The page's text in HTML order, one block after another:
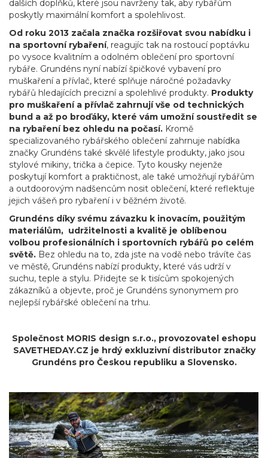
dalších doplňků, které jsou navrženy tak, aby rybářům
poskytly maximální komfort a spolehlivost.
Od roku 2013 začala značka rozšiřovat svou nabídku i
na sportovní rybaření, reagujíc tak na rostoucí poptávku
po vysoce kvalitním a odolném oblečení pro sportovní
rybáře. Grundéns nyní nabízí špičkové vybavení pro
muškaření a přívlač, které splňuje náročné požadavky
rybářů hledajících precizní a spolehlivé produkty. Produkty
pro muškaření a přívlač zahrnují vše od technických
bund a až po broďáky, které vám umožní soustředit se
na rybaření bez ohledu na počasí. Kromě
specializovaného rybářského oblečení zahrnuje nabídka
značky Grundéns také skvělé lifestyle produkty, jako jsou
stylové mikiny, trička a čepice. Tyto kousky nejenže
poskytují komfort a praktičnost, ale také umožňují rybářům
a outdoorovým nadšencům nosit oblečení, které reflektuje
jejich vášeň pro rybaření i v běžném životě.
Grundéns díky svému závazku k inovacím, použitým
materiálům, udržitelnosti a kvalitě je oblíbenou
volbou profesionálních i sportovních rybářů po celém
světě. Bez ohledu na to, zda jste na vodě nebo trávíte čas
ve městě, Grundéns nabízí produkty, které vás udrží v
suchu, teple a stylu. Přidejte se k tisícům spokojených
zákazníků a objevte, proč je Grundéns synonymem pro
nejlepší rybářské oblečení na trhu.
Společnost MORIS design s.r.o., provozovatel eshopu
SAVETHEDAY.CZ je hrdý exkluzivní distributor značky
Grundéns pro Českou republiku a Slovensko.